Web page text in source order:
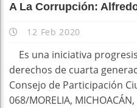
A La Corrupción:
12 Feb 2020
Es una iniciativa
derechos de cuarta
Consejo de Participación
068/MORELIA,